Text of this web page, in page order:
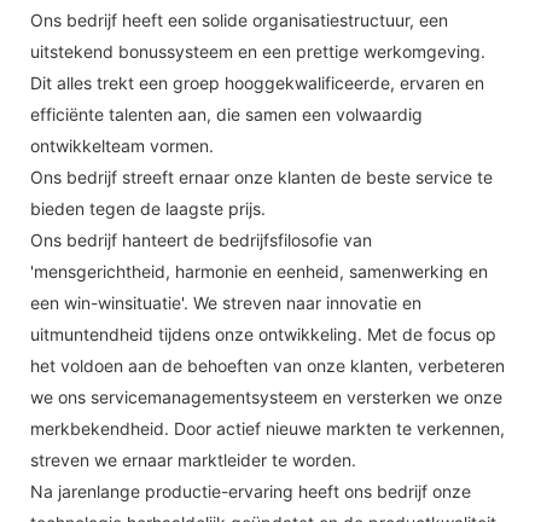
Ons bedrijf heeft een solide organisatiestructuur, een
uitstekend bonussysteem en een prettige werkomgeving.
Dit alles trekt een groep hooggekwalificeerde, ervaren en
efficiënte talenten aan, die samen een volwaardig
ontwikkelteam vormen.
Ons bedrijf streeft ernaar onze klanten de beste service te
bieden tegen de laagste prijs.
Ons bedrijf hanteert de bedrijfsfilosofie van
'mensgerichtheid, harmonie en eenheid, samenwerking en
een win-winsituatie'. We streven naar innovatie en
uitmuntendheid tijdens onze ontwikkeling. Met de focus op
het voldoen aan de behoeften van onze klanten, verbeteren
we ons servicemanagementsysteem en versterken we onze
merkbekendheid. Door actief nieuwe markten te verkennen,
streven we ernaar marktleider te worden.
Na jarenlange productie-ervaring heeft ons bedrijf onze